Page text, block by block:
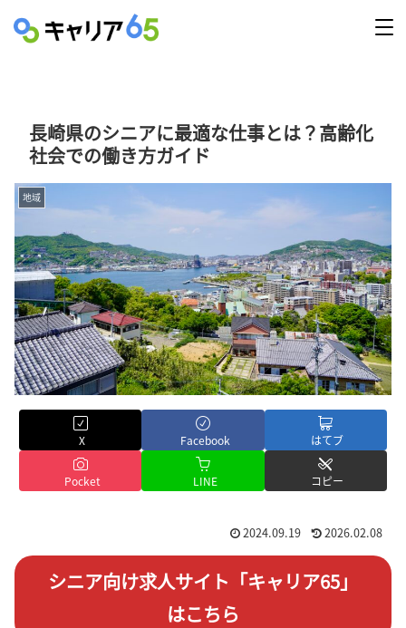
長崎県のシニアに最適な仕事とは？高齢化
社会での働き方ガイド
地域
X Facebook はてブ
Pocket LINE コピー
2024.09.19 2026.02.08
シニア向け求人サイト「キャリア65」
はこちら